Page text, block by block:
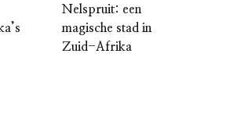
Nelspruit: een
magische stad in
Zuid-Afrika